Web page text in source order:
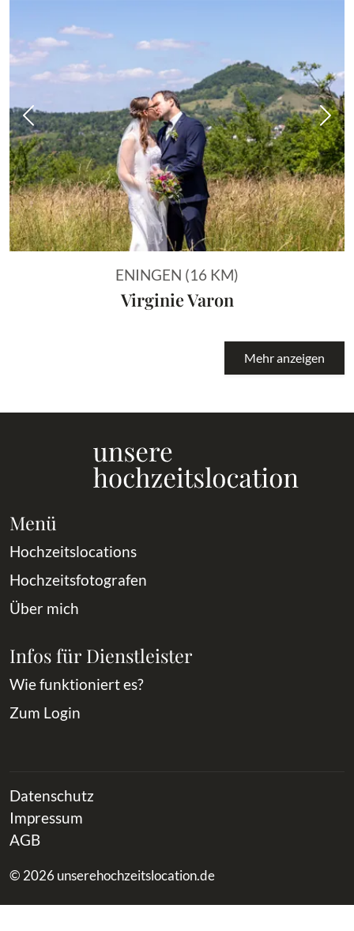
Vorheriges Bild
ENINGEN (16 KM)
Virginie Varon
Mehr anzeigen
Menü
Hochzeitslocations
Hochzeitsfotografen
Über mich
Infos für Dienstleister
Wie funktioniert es?
Zum Login
Datenschutz
Impressum
AGB
© 2026 unserehochzeitslocation.de